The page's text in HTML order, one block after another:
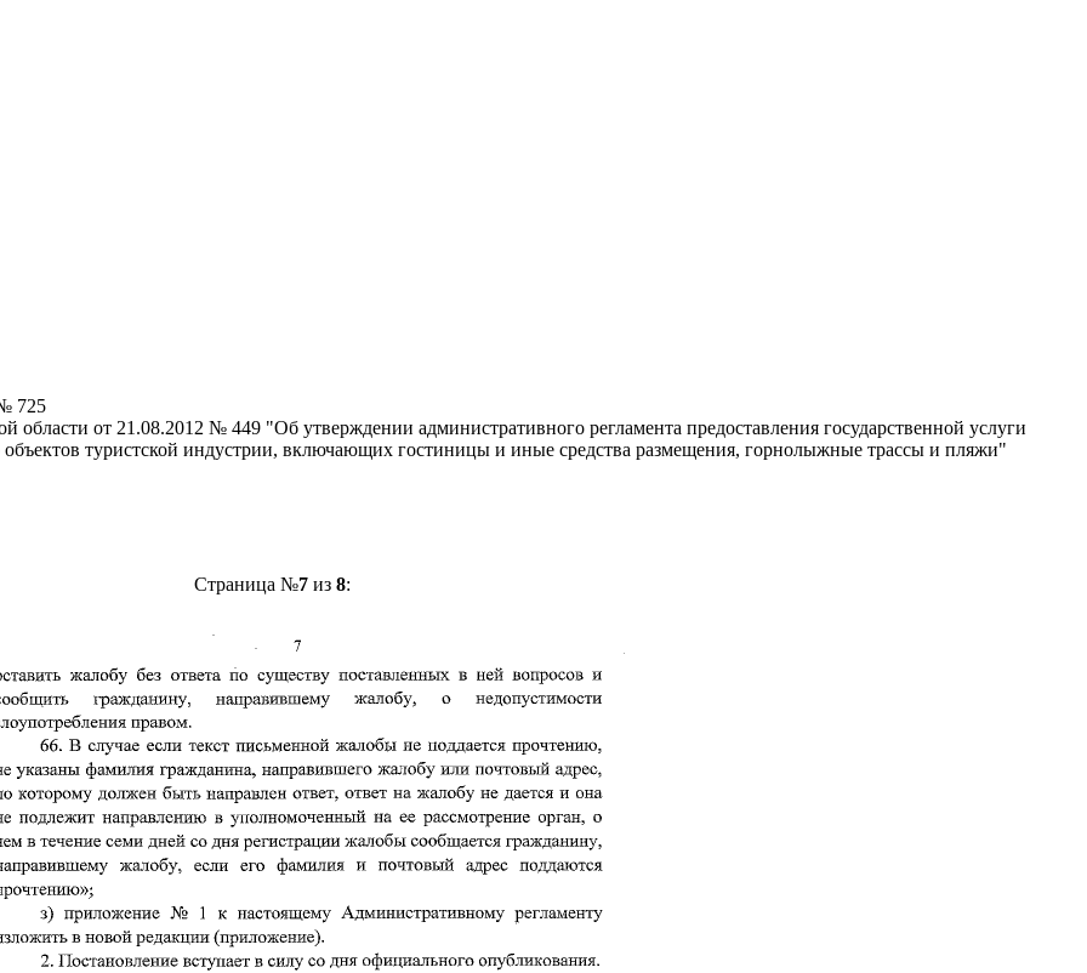
725
области от 21.08.2012 № 449 "Об утверждении административного регламента предоставления государственной услуги
туристской индустрии, включающих гостиницы и иные средства размещения, горнолыжные трассы и пляжи"
Страница №7из 8: